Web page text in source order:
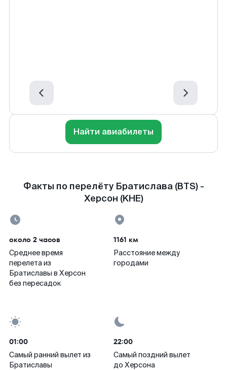
Найти авиабилеты
Факты по перелёту Братислава (BTS) -
Херсон (KHE)
около 2 часов
Среднее время
перелета из
Братиславы в Херсон
без пересадок
1161 км
Расстояние между
городами
01:00
Самый ранний вылет из
Братиславы
22:00
Самый поздний вылет
до Херсона